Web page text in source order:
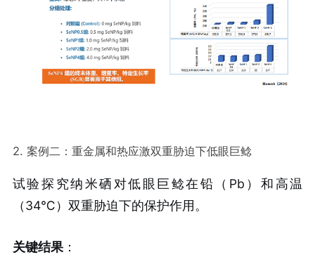
2. 案例二：重金属和热应激双重胁迫下低眼巨鲶
试验探究纳米硒对低眼巨鲶在铅（Pb）和高温
（34℃）双重胁迫下的保护作用。
关键结果：